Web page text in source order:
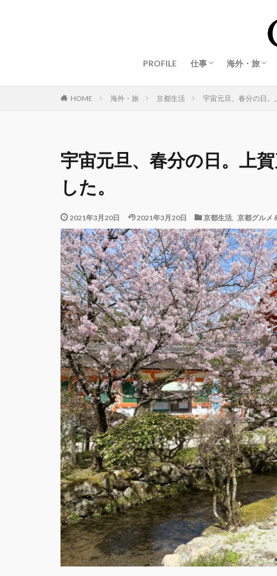
PROFILE 仕事
グローバルライフの
グローバルビジネス
女性起業・経営
資産構築・お金
マインド・仕事術
目標・夢の叶え方
海外・旅
海外移住・
マイル・ホ
ドバイ生活
ドバイグル
マレーシア
マレーシア
タイ生活
タイグルメ
京都生活
京都グルメ
【海外】旅
【日本】旅
HOME 海外・旅 京都生活 宇宙元旦、春分の日。
宇宙元旦、春分の日。上
した。
2021年3月20日 2021年3月20日 京都生活, 京都グルメ